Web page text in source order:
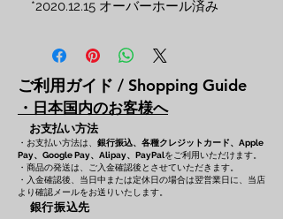
*2020.12.15 オーバーホール済み
ご利用ガイド / Shopping Guide
・日本国内のお客様へ
お支払い方法
・お支払い方法は、 銀行振込、各種クレジットカード、 Apple
Pay、Google Pay、Alipay、PayPalをご利用いただけます。
・商品の発送は、ご入金確認後とさせていただきます。
・入金確認後、当日中または定休日の場合は翌営業日に、当店
より確認メールをお送りいたします。
銀行振込先